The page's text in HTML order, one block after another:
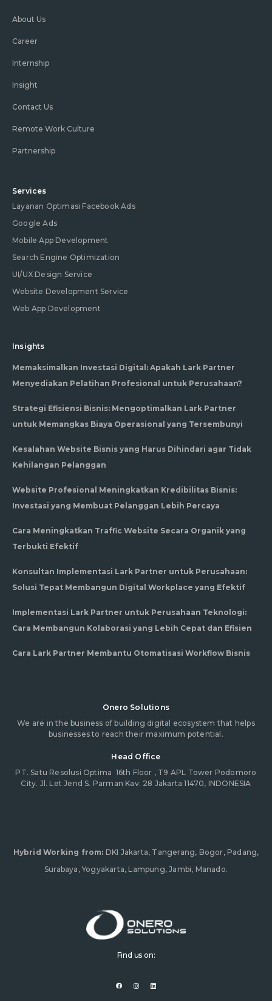
About Us
Career
Internship
Insight
Contact Us
Remote Work Culture
Partnership
Services
Layanan Optimasi Facebook Ads
Google Ads
Mobile App Development
Search Engine Optimization
UI/UX Design Service
Website Development Service
Web App Development
Insights
Memaksimalkan Investasi Digital: Apakah Lark Partner
Menyediakan Pelatihan Profesional untuk Perusahaan?
Strategi Efisiensi Bisnis: Mengoptimalkan Lark Partner
untuk Memangkas Biaya Operasional yang Tersembunyi
Kesalahan Website Bisnis yang Harus Dihindari agar Tidak
Kehilangan Pelanggan
Website Profesional Meningkatkan Kredibilitas Bisnis:
Investasi yang Membuat Pelanggan Lebih Percaya
Cara Meningkatkan Traffic Website Secara Organik yang
Terbukti Efektif
Konsultan Implementasi Lark Partner untuk Perusahaan:
Solusi Tepat Membangun Digital Workplace yang Efektif
Implementasi Lark Partner untuk Perusahaan Teknologi:
Cara Membangun Kolaborasi yang Lebih Cepat dan Efisien
Cara Lark Partner Membantu Otomatisasi Workflow Bisnis
Onero Solutions
We are in the business of building digital ecosystem that helps
businesses to reach their maximum potential.
Head Office
PT. Satu Resolusi Optima 16th Floor , T9 APL Tower Podomoro
City. Jl. Let Jend S. Parman Kav. 28 Jakarta 11470, INDONESIA
Hybrid Working from: DKI Jakarta, Tangerang, Bogor, Padang,
Surabaya, Yogyakarta, Lampung, Jambi, Manado.
Find us on:
a
c
n
s
i
n